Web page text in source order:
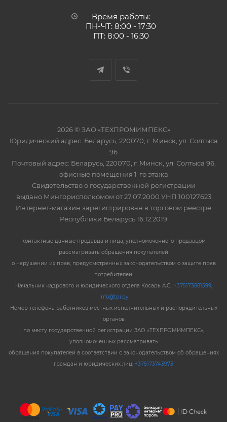
Время работы:
ПН-ЧТ: 8:00 - 17:30
ПТ: 8:00 - 16:30
2026 © ЗАО «ТЕХПРОМИМПЕКС»
Юридический адрес: Беларусь, 220070, г. Минск, ул. Солтыса
96
Почтовый адрес: Беларусь, 220070, г. Минск, ул. Солтыса 96,
офисные помещения 1-го этажа
Свидетельство о государственной регистрации
выдано Мингорисполкомом от 27.07.2000 УНП 100127623
Интернет-магазин зарегистрирован в торговом реестре
Республики Беларусь 16.12.2019
Контактные данные продавца и лица, уполномоченного продавцом
рассматривать обращения покупателей
о нарушении их прав, предусмотренных законодательством о защите прав
потребителей:
Начальник кадрового и юридического отдела Косарь А.С.: +375173881599,
info@tpi.by
Номер телефона работников местных исполнительных и распорядительных
органов
по месту государственной регистрации ЗАО «ТЕХПРОМИМПЕКС»,
уполномоченных рассматривать
обращения покупателей в соответствии с законодательством об обращениях
граждан и юридических лиц: +375173743973